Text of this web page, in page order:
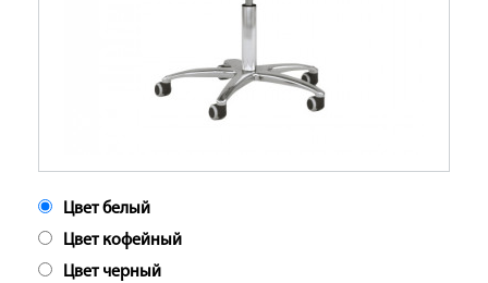
Цвет белый
Цвет кофейный
Цвет черный